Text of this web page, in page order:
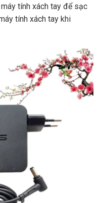
tính xách tay để sạc
tính xách tay khi